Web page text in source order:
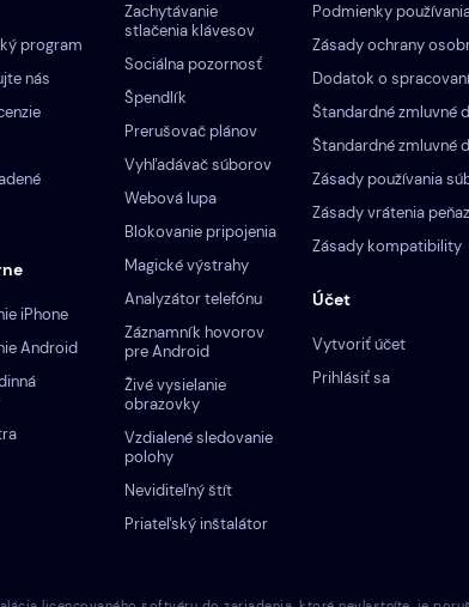
program
nás
iPhone
Android
Účet
Vytvoriť účet
Prihlásiť sa
Podmienky
Zásady ochrany
Dodatok o
Štandardné zmluvné
Štandardné zmluvné
Zásady používania
Zásady vrátenia
Zásady kompatibility
Zachytávanie
stlačenia klávesov
Sociálna pozornosť
Špendlík
Prerušovač plánov
Vyhľadávač súborov
Webová lupa
Blokovanie pripojenia
Magické výstrahy
Analyzátor telefónu
Záznamník hovorov
pre Android
Živé vysielanie
obrazovky
Vzdialené sledovanie
polohy
Neviditeľný štít
Priateľský inštalátor